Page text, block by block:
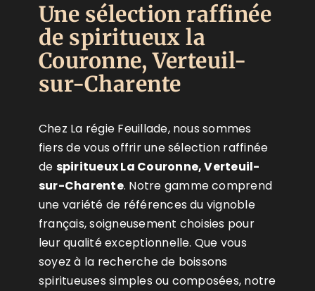
Une sélection raffinée
de spiritueux la
Couronne, Verteuil-
sur-Charente
Chez La régie Feuillade, nous sommes
fiers de vous offrir une sélection raffinée
de spiritueux La Couronne, Verteuil-
sur-Charente. Notre gamme comprend
une variété de références du vignoble
français, soigneusement choisies pour
leur qualité exceptionnelle. Que vous
soyez à la recherche de boissons
spiritueuses simples ou composées, notre